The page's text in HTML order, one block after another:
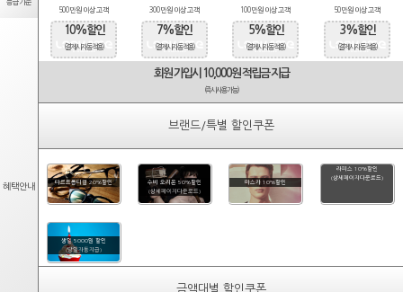
등급기준
500만원 이상 고객
300만원 이상 고객 100만원 이상 고객 50만원 이상 고객
혜택안내
10%할인
(결제시 자동적용)
7%할인
(결제시 자동적용)
5%할인
(결제시 자동적용)
3%할인
(결제시 자동적용)
회원 가입시 10,000원 적립금 지급
(즉시사용가능)
브랜드/특별 할인쿠폰
타르트옵티컬 20%할인
수비 오리온 50%할인
(상세페이지다운로드)
마스카 10%할인
라피스 10%할인
(상세페이지다운로드)
생일 5000원 할인
(당일자동지급)
금액대별 할인쿠폰